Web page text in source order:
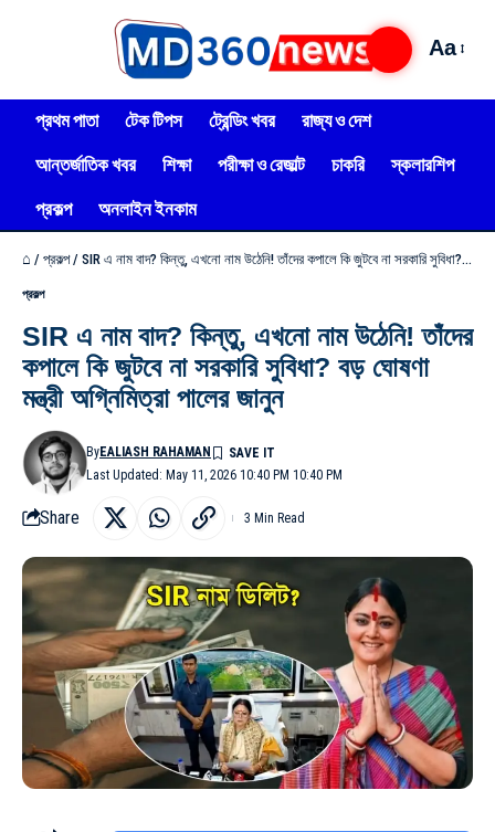
Aa
প্রথম পাতা টেক টিপস ট্রেন্ডিং খবর
রাজ্য ও দেশ
আন্তর্জাতিক খবর
শিক্ষা পরীক্ষা ও রেজাল্ট চাকরি
স্কলারশিপ
প্রকল্প
অনলাইন ইনকাম
⌂ / প্রকল্প/ SIR এ নাম বাদ? কিন্তু, এখনো নাম উঠেনি! তাঁদের কপালে কি জুটবে না সরকারি সুবিধা? বড় ঘোষণা মন্ত্রী অগ্নিমিত্রা পালের জানুন
প্রকল্প
SIR এ নাম বাদ? কিন্তু, এখনো নাম উঠেনি! তাঁদের
কপালে কি জুটবে না সরকারি সুবিধা? বড় ঘোষণা
মন্ত্রী অগ্নিমিত্রা পালের জানুন
Last Updated: May 11, 2026 10:40 PM 10:40 PM
ByEALIASH RAHAMAN
Share 3 Min Read